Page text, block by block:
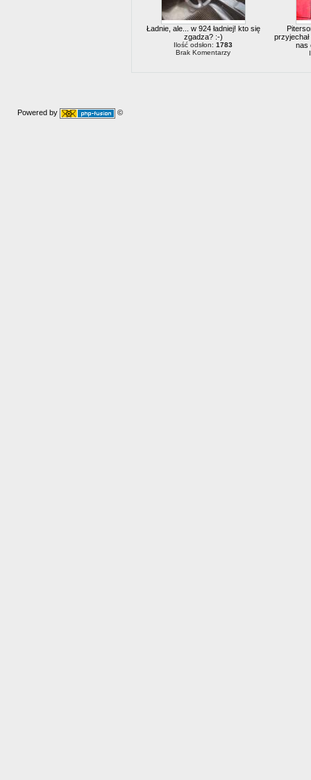
Ładnie, ale... w 924 ładniej! kto się
zgadza? :-)
Ilość odsłon: 1783
Brak Komentarzy
nas
Powered by ©